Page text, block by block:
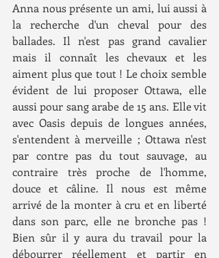
Anna nous présente un ami, lui aussi à
la recherche d'un cheval pour des
ballades. Il n'est pas grand cavalier
mais il connaît les chevaux et les
aiment plus que tout ! Le choix semble
évident de lui proposer Ottawa, elle
aussi pour sang arabe de 15 ans. Elle vit
avec Oasis depuis de longues années,
s'entendent à merveille ; Ottawa n'est
par contre pas du tout sauvage, au
contraire très proche de l'homme,
douce et câline. Il nous est même
arrivé de la monter à cru et en liberté
dans son parc, elle ne bronche pas !
Bien sûr il y aura du travail pour la
débourrer réellement et partir en